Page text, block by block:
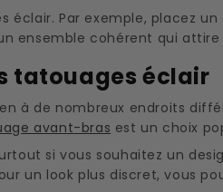
Par exemple, placez
ensemble cohérent qui
tatouages éclair
à de nombreux endroits
avant-bras est un choix
si vous souhaitez un
un look plus discret, vous